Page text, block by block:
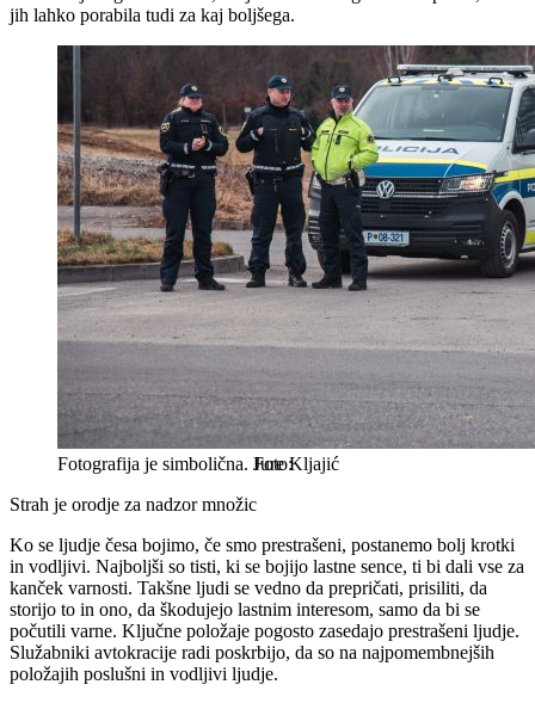
jih lahko porabila tudi za kaj boljšega.
Fotografija je simbolična. Jure Kljajić
Strah je orodje za nadzor množic
Ko se ljudje česa bojimo, če smo prestrašeni, postanemo bolj krotki
in vodljivi. Najboljši so tisti, ki se bojijo lastne sence, ti bi dali vse za
kanček varnosti. Takšne ljudi se vedno da prepričati, prisiliti, da
storijo to in ono, da škodujejo lastnim interesom, samo da bi se
počutili varne. Ključne položaje pogosto zasedajo prestrašeni ljudje.
Služabniki avtokracije radi poskrbijo, da so na najpomembnejših
položajih poslušni in vodljivi ljudje.